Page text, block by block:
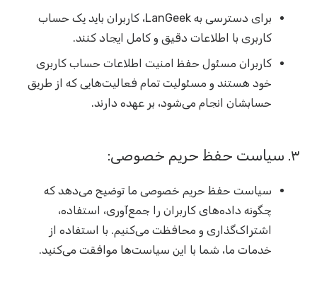
برای دسترسی به LanGeek، کاربران باید یک حساب
کاربری با اطلاعات دقیق و کامل ایجاد کنند.
کاربران مسئول حفظ امنیت اطلاعات حساب کاربری
خود هستند و مسئولیت تمام فعالیت‌هایی که از طریق
حسابشان انجام می‌شود، بر عهده دارند.
۳. سیاست حفظ حریم خصوصی:
سیاست حفظ حریم خصوصی ما توضیح می‌دهد که
چگونه داده‌های کاربران را جمع‌آوری، استفاده،
اشتراک‌گذاری و محافظت می‌کنیم. با استفاده از
خدمات ما، شما با این سیاست‌ها موافقت می‌کنید.